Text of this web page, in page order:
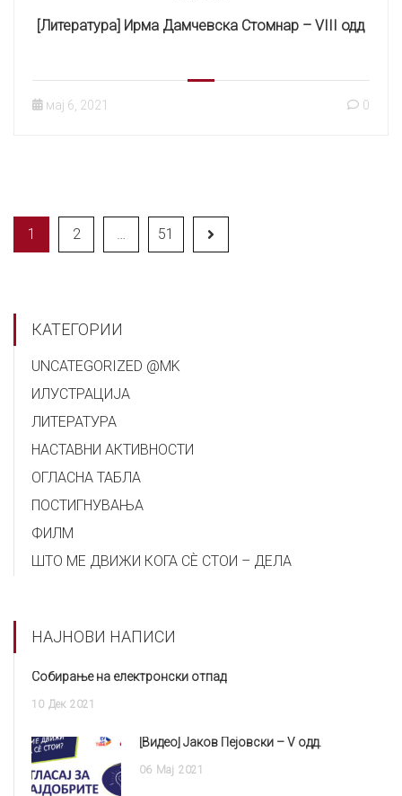
[Литература] Ирма Дамчевска Стомнар – VIII одд
мај 6, 2021 0
1 2 51
КАТЕГОРИИ
UNCATEGORIZED @MK
ИЛУСТРАЦИЈА
ЛИТЕРАТУРА
НАСТАВНИ АКТИВНОСТИ
ОГЛАСНА ТАБЛА
ПОСТИГНУВАЊА
ФИЛМ
ШТО МЕ ДВИЖИ КОГА СÈ СТОИ – ДЕЛА
НАЈНОВИ НАПИСИ
Собирање на електронски отпад
10 Дек 2021
[Видео] Јаков Пејовски – V одд.
06 Мај 2021